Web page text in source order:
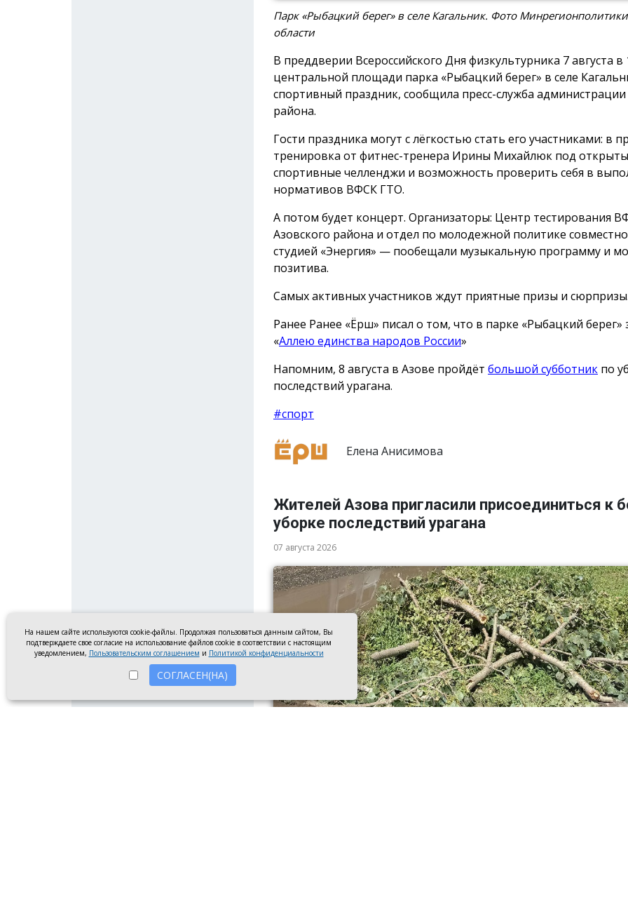
Парк «Рыбацкий берег» в селе Кагальник. Фото
области
В преддверии Всероссийского Дня физкультурника 7 августа в
центральной площади парка «Рыбацкий берег» в селе
спортивный праздник, сообщила пресс-служба администрации
района.
Гости праздника могут с лёгкостью стать его участниками: в
тренировка от фитнес-тренера Ирины Михайлюк под
спортивные челленджи и возможность проверить себя в
нормативов ВФСК ГТО.
А потом будет концерт. Организаторы: Центр тестирования
Азовского района и отдел по молодежной политике
студией «Энергия» — пообещали музыкальную программу и
позитива.
Самых активных участников ждут приятные призы и
Ранее Ранее «Ёрш» писал о том, что в парке «Рыбацкий берег»
«Аллею единства народов России»
Напомним, 8 августа в Азове пройдёт большой субботник по
последствий урагана.
#спорт
Елена Анисимова
Жителей Азова пригласили присоединиться к
уборке последствий урагана
07 августа 2026
На нашем сайте используются cookie-файлы. Продолжая пользоваться данным сайтом, Вы
подтверждаете свое согласие на использование файлов cookie в соответствии с настоящим
уведомлением, Пользовательским соглашением и Политикой конфиденциальности
СОГЛАСЕН(НА)